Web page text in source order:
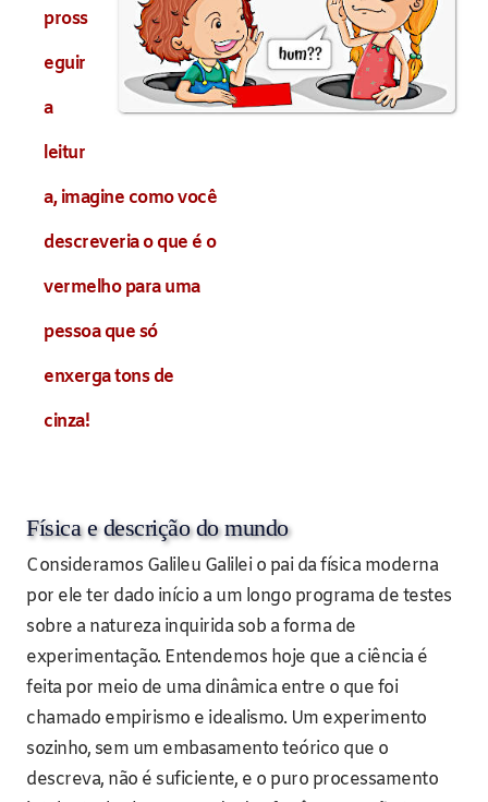
pross
eguir
a
leitur
a, imagine como você
descreveria o que é o
vermelho para uma
pessoa que só
enxerga tons de
cinza!
Física e descrição do mundo
Consideramos Galileu Galilei o pai da física moderna
por ele ter dado início a um longo programa de testes
sobre a natureza inquirida sob a forma de
experimentação. Entendemos hoje que a ciência é
feita por meio de uma dinâmica entre o que foi
chamado empirismo e idealismo. Um experimento
sozinho, sem um embasamento teórico que o
descreva, não é suficiente, e o puro processamento